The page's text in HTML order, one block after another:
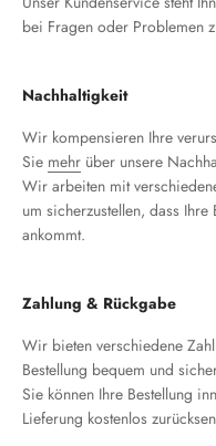
bei Fragen oder Problemen
Nachhaltigkeit
Wir kompensieren Ihre
Sie mehr über unsere
Wir arbeiten mit
um sicherzustellen, dass
ankommt.
Zahlung & Rückgabe
Wir bieten verschiedene
Bestellung bequem und
Sie können Ihre Bestellung
Lieferung kostenlos